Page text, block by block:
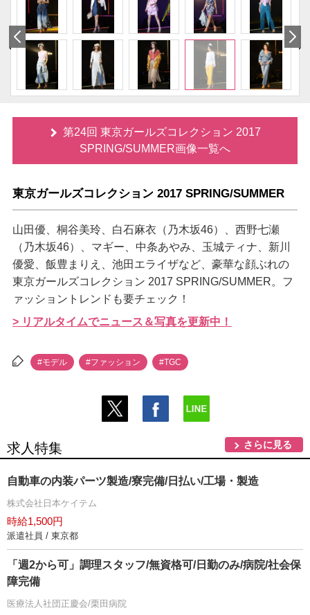
第24回 東京ガールズコレクション 2017
SPRING/SUMMER画像一覧へ
東京ガールズコレクション 2017 SPRING/SUMMER
山田優、桐谷美玲、白石麻衣（乃木坂46）、西野七瀬
（乃木坂46）、マギー、中条あやみ、玉城ティナ、新川
優愛、飯豊まりえ、池田エライザなど、豪華な顔ぶれの
東京ガールズコレクション 2017 SPRING/SUMMER。フ
ァッショントレンドも要チェック！
> リアルタイムでニュース＆写真を更新中！
#モデル #ファッション #TGC
求人特集 さらに見る
自動車の内装パーツ製造/寮完備/日払い/工場・製造
株式会社日本ケイテム
時給1,500円
派遣社員 / 東京都
「週2から可」調理スタッフ/無資格可/日勤のみ/病院/社会保
障完備
医療法人社団正慶会/栗田病院